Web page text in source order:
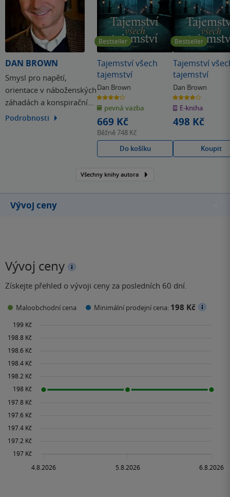
DAN BROWN
Smysl pro napětí,
orientace v náboženských
záhadách a konspiračních
teoriích jsou věci, které z
Podrobnosti
Bestseller
Tajemství všech
tajemství
Dan Brown
4.1
z
5
hvězdiček
pevná vazba
669 Kč
Běžně748 Kč
Do košíku
Bestseller
Tajemství
tajemství
Dan Brown
4.1
z
5
hvězdiček
E-kniha
498 Kč
Koupit
Všechny knihy autora
Vývoj ceny
Vývoj ceny
Získejte přehled o vývoji ceny za posledních 60 dní.
Maloobchodní cena Minimální prodejní cena: 198 Kč